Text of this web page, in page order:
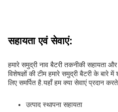
सहायता एवं सेवाएं:
हमारे समुद्री नाव बैटरी तकनीकी सहायता
विशेषज्ञों की टीम हमारे समुद्री बैटरी के बारे
लिए समर्पित है.यहाँ हम क्या सेवाएं प्रदान
उत्पाद स्थापना सहायता